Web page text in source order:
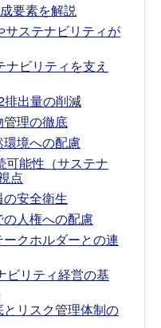
要素を解説
サステナビリティが
ナビリティを支え
排出量の削減
理の徹底
境への配慮
可能性（サステナ
点
安全衛生
人権への配慮
クホルダーとの連
ビリティ経営の基
リスク管理体制の